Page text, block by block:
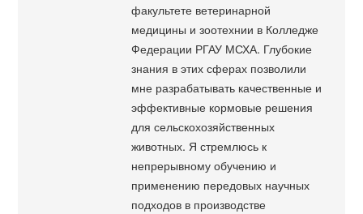
факультете ветеринарной
медицины и зоотехнии в Колледже
Федерации РГАУ МСХА. Глубокие
знания в этих сферах позволили
мне разрабатывать качественные и
эффективные кормовые решения
для сельскохозяйственных
животных. Я стремлюсь к
непрерывному обучению и
применению передовых научных
подходов в производстве